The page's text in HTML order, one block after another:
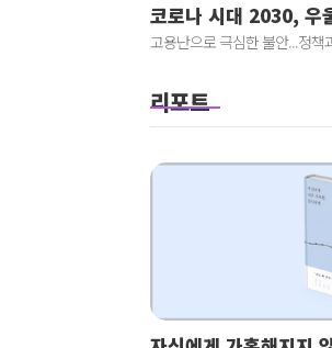
코로나 시대 2030, 우
고용난으로 극심한 불안...정책
리포트